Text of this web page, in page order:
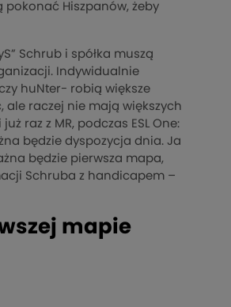
pokonać Hiszpanów, żeby
Schrub i spółka muszą
Indywidualnie
huNter- robią większe
ale raczej nie mają większych
raz z MR, podczas ESL One:
będzie dyspozycja dnia. Ja
będzie pierwsza mapa,
Schruba z handicapem –
mapie